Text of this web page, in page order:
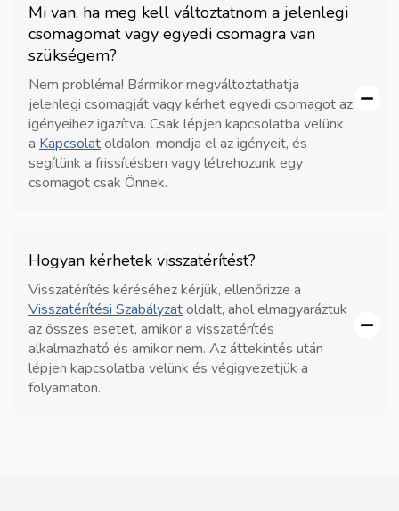
Mi van, ha meg kell változtatnom a jelenlegi
csomagomat vagy egyedi csomagra van
szükségem?
Nem probléma! Bármikor megváltoztathatja
jelenlegi csomagját vagy kérhet egyedi csomagot az
igényeihez igazítva. Csak lépjen kapcsolatba velünk
a Kapcsolatoldalon, mondja el az igényeit, és
segítünk a frissítésben vagy létrehozunk egy
csomagot csak Önnek.
Hogyan kérhetek visszatérítést?
Visszatérítés kéréséhez kérjük, ellenőrizze a
Visszatérítési Szabályzatoldalt, ahol elmagyaráztuk
az összes esetet, amikor a visszatérítés
alkalmazható és amikor nem. Az áttekintés után
lépjen kapcsolatba velünk és végigvezetjük a
folyamaton.